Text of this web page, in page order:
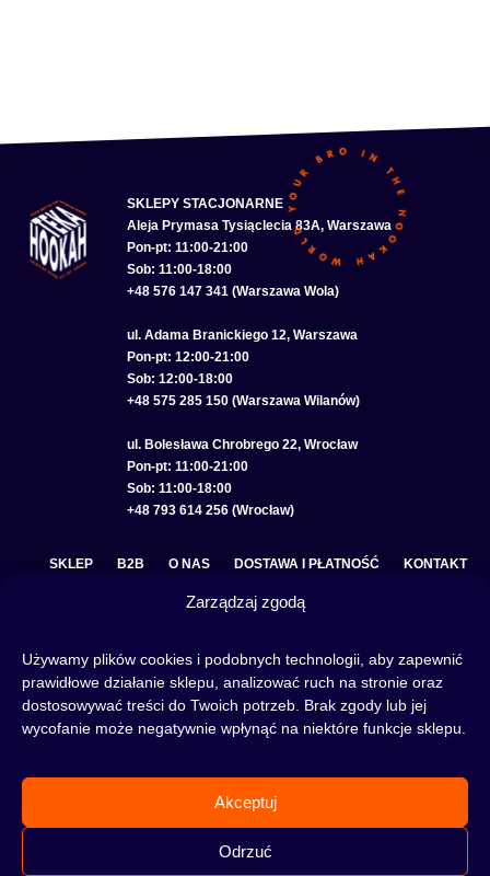
Zarządzaj zgodą
Używamy plików cookies i podobnych technologii, aby zapewnić
prawidłowe działanie sklepu, analizować ruch na stronie oraz
dostosowywać treści do Twoich potrzeb. Brak zgody lub jej
wycofanie może negatywnie wpłynąć na niektóre funkcje sklepu.
Akceptuj
Odrzuć
SKLEPY STACJONARNE
Aleja Prymasa Tysiąclecia 83A, Warszawa
Pon-pt: 11:00-21:00
Sob: 11:00-18:00
+48 576 147 341 (Warszawa Wola)
ul. Adama Branickiego 12, Warszawa
Pon-pt: 12:00-21:00
Sob: 12:00-18:00
+48 575 285 150 (Warszawa Wilanów)
ul. Bolesława Chrobrego 22, Wrocław
Pon-pt: 11:00-21:00
Sob: 11:00-18:00
+48 793 614 256 (Wrocław)
SKLEP B2B O NAS DOSTAWA I PŁATNOŚĆ KONTAKT
POLITYKA PRYWATNOŚCI
to miejsce jest idealne dla Ciebie! Odwiedź nasz
artykułów, albo nie czekaj i od razu przejdź do naszego shisha-sklepu i zacznij zakupy.